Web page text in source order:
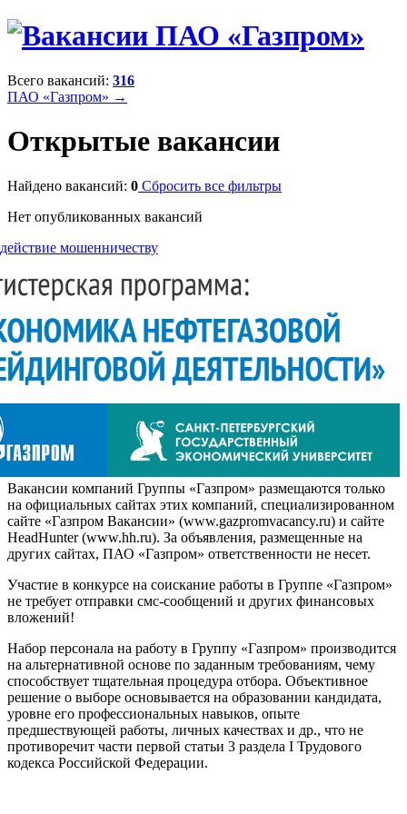
Всего вакансий: 316
ПАО «Газпром» →
Открытые вакансии
Найдено вакансий: 0 Сбросить все фильтры
Нет опубликованных вакансий
мошенничеству
Вакансии компаний Группы «Газпром» размещаются только
на официальных сайтах этих компаний, специализированном
сайте «Газпром Вакансии» (www.gazpromvacancy.ru) и сайте
HeadHunter (www.hh.ru). За объявления, размещенные на
других сайтах, ПАО «Газпром» ответственности не несет.
Участие в конкурсе на соискание работы в Группе «Газпром»
не требует отправки смс-сообщений и других финансовых
вложений!
Набор персонала на работу в Группу «Газпром» производится
на альтернативной основе по заданным требованиям, чему
способствует тщательная процедура отбора. Объективное
решение о выборе основывается на образовании кандидата,
уровне его профессиональных навыков, опыте
предшествующей работы, личных качествах и др., что не
противоречит части первой статьи 3 раздела I Трудового
кодекса Российской Федерации.